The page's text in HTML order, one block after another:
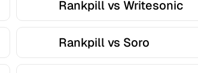
Rankpill vs Writesonic
Rankpill vs Soro